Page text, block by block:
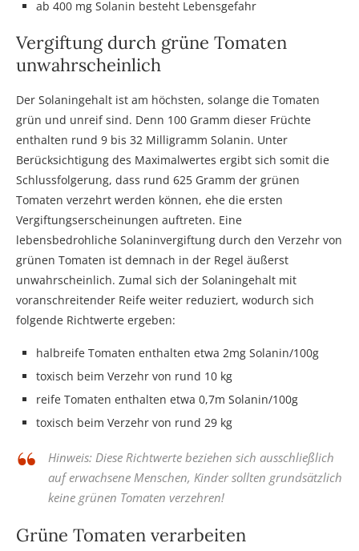
ab 400 mg Solanin besteht Lebensgefahr
Vergiftung durch grüne Tomaten
unwahrscheinlich
Der Solaningehalt ist am höchsten, solange die Tomaten
grün und unreif sind. Denn 100 Gramm dieser Früchte
enthalten rund 9 bis 32 Milligramm Solanin. Unter
Berücksichtigung des Maximalwertes ergibt sich somit die
Schlussfolgerung, dass rund 625 Gramm der grünen
Tomaten verzehrt werden können, ehe die ersten
Vergiftungserscheinungen auftreten. Eine
lebensbedrohliche Solaninvergiftung durch den Verzehr von
grünen Tomaten ist demnach in der Regel äußerst
unwahrscheinlich. Zumal sich der Solaningehalt mit
voranschreitender Reife weiter reduziert, wodurch sich
folgende Richtwerte ergeben:
halbreife Tomaten enthalten etwa 2mg Solanin/100g
toxisch beim Verzehr von rund 10 kg
reife Tomaten enthalten etwa 0,7m Solanin/100g
toxisch beim Verzehr von rund 29 kg
Hinweis: Diese Richtwerte beziehen sich ausschließlich
auf erwachsene Menschen, Kinder sollten grundsätzlich
keine grünen Tomaten verzehren!
Grüne Tomaten verarbeiten